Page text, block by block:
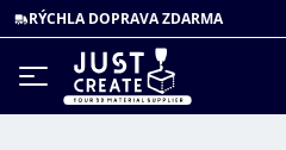
RÝCHLA DOPRAVA ZDARMA